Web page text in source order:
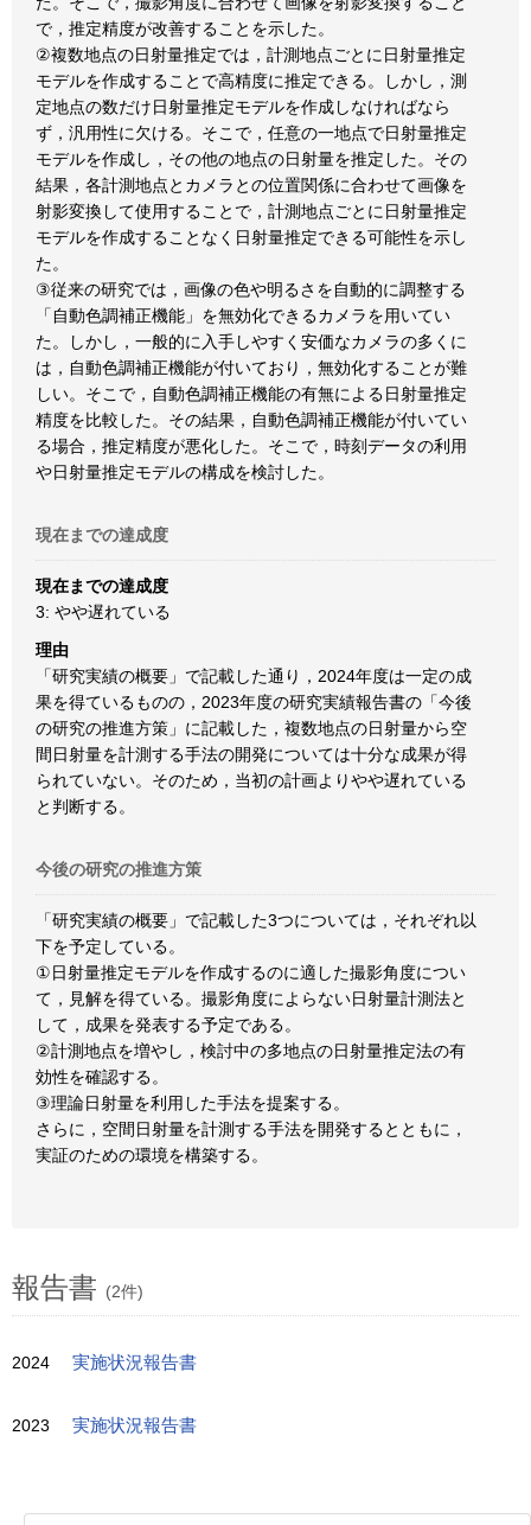
で，推定精度が改善することを示した。
②複数地点の日射量推定では，計測地点ごとに日射量推定
モデルを作成することで高精度に推定できる。しかし，測
定地点の数だけ日射量推定モデルを作成しなければなら
ず，汎用性に欠ける。そこで，任意の一地点で日射量推定
モデルを作成し，その他の地点の日射量を推定した。その
結果，各計測地点とカメラとの位置関係に合わせて画像を
射影変換して使用することで，計測地点ごとに日射量推定
モデルを作成することなく日射量推定できる可能性を示し
た。
③従来の研究では，画像の色や明るさを自動的に調整する
「自動色調補正機能」を無効化できるカメラを用いてい
た。しかし，一般的に入手しやすく安価なカメラの多くに
は，自動色調補正機能が付いており，無効化することが難
しい。そこで，自動色調補正機能の有無による日射量推定
精度を比較した。その結果，自動色調補正機能が付いてい
る場合，推定精度が悪化した。そこで，時刻データの利用
や日射量推定モデルの構成を検討した。
現在までの達成度
現在までの達成度
3: やや遅れている
理由
「研究実績の概要」で記載した通り，2024年度は一定の成
果を得ているものの，2023年度の研究実績報告書の「今後
の研究の推進方策」に記載した，複数地点の日射量から空
間日射量を計測する手法の開発については十分な成果が得
られていない。そのため，当初の計画よりやや遅れている
と判断する。
今後の研究の推進方策
「研究実績の概要」で記載した3つについては，それぞれ以
下を予定している。
①日射量推定モデルを作成するのに適した撮影角度につい
て，見解を得ている。撮影角度によらない日射量計測法と
して，成果を発表する予定である。
②計測地点を増やし，検討中の多地点の日射量推定法の有
効性を確認する。
③理論日射量を利用した手法を提案する。
さらに，空間日射量を計測する手法を開発するとともに，
実証のための環境を構築する。
報告書 (2件)
2024 実施状況報告書
2023 実施状況報告書